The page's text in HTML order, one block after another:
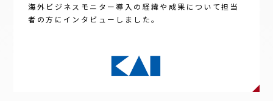
海外ビジネスモニター導入の経緯や成果について担当
者の方にインタビューしました。